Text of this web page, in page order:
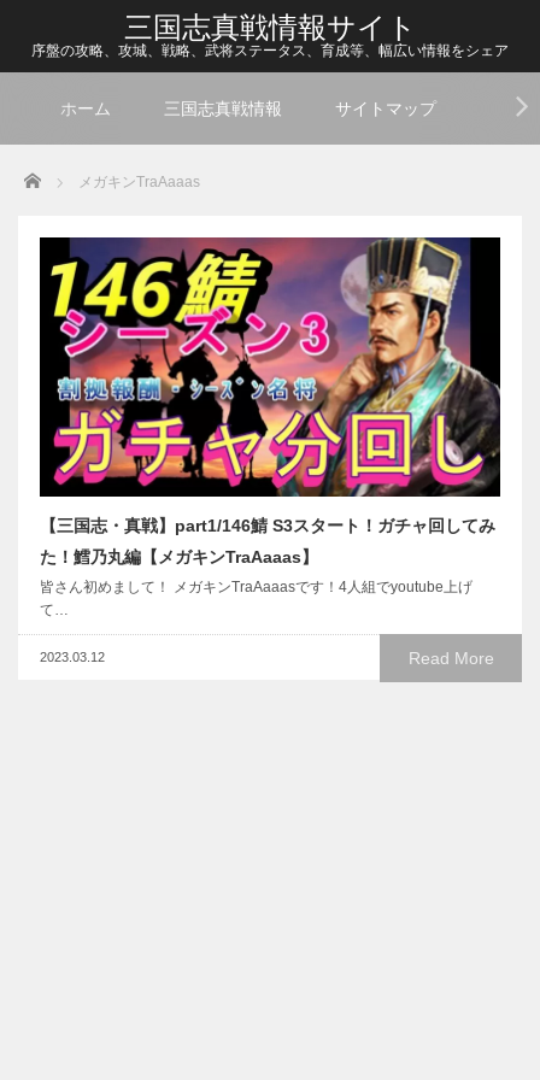
三国志真戦情報サイト
序盤の攻略、攻城、戦略、武将ステータス、育成等、幅広い情報をシェア
ホーム 三国志真戦情報 サイトマップ
Home メガキンTraAaaas
【三国志・真戦】part1/146鯖 S3スタート！ガチャ回してみ
た！鱈乃丸編【メガキンTraAaaas】
皆さん初めまして！ メガキンTraAaaasです！4人組でyoutube上げ
て…
Read More
2023.03.12